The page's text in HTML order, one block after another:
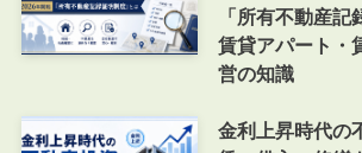
「所有不動産
賃貸アパート・
営の知識
金利上昇時代の